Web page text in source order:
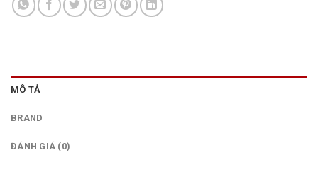
MÔ TẢ
BRAND
ĐÁNH GIÁ (0)